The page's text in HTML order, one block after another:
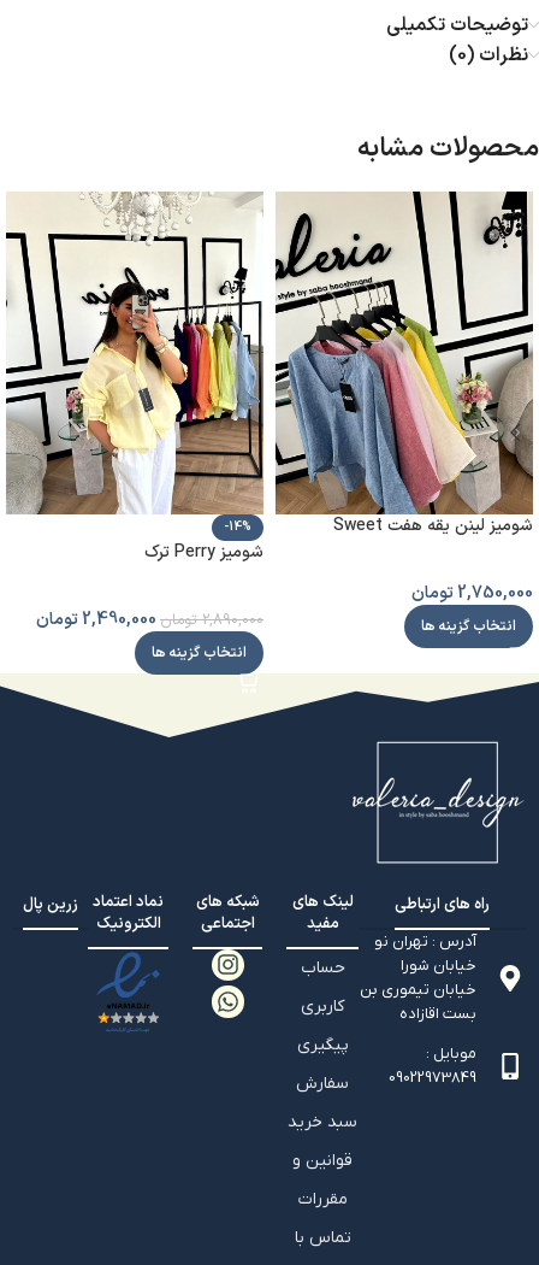
توضیحات تکمیلی
نظرات (0)
محصولات مشابه
شومیز لینن یقه هفت Sweet
2,750,000تومان
انتخاب گزینه ها
-14%
شومیز Perry ترک
2,890,000 تومان 2,490,000تومان
انتخاب گزینه ها
راه های ارتباطی
آدرس : تهران نو
خیابان شورا
خیابان تيموري بن
بست اقازاده
موبایل :
09022973849
لینک های
مفید
حساب
کاربری
پیگیری
سفارش
سبد خرید
قوانین و
مقررات
تماس با
شبکه های
اجتماعی
نماد اعتماد
الکترونیک
زرین پال